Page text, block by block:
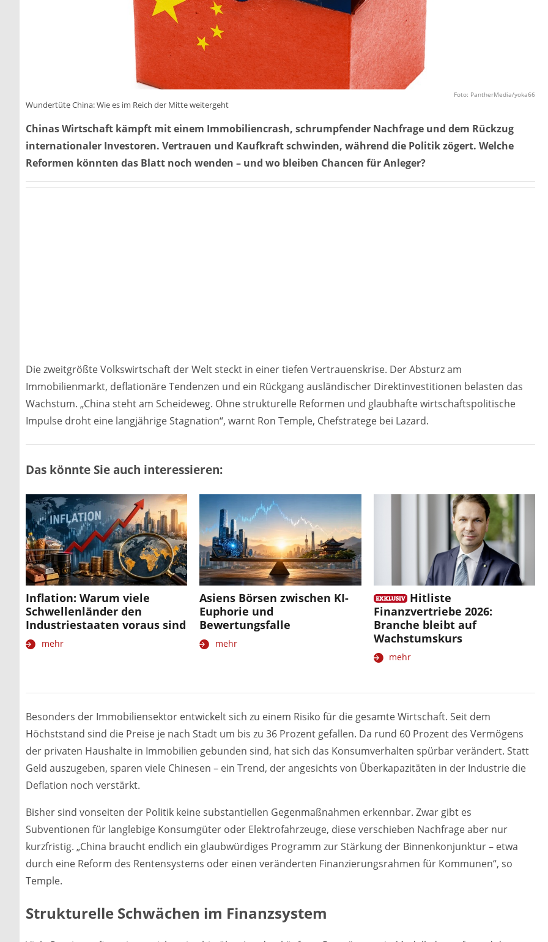
Foto: PantherMedia/yoka66
Wundertüte China: Wie es im Reich der Mitte weitergeht
Chinas Wirtschaft kämpft mit einem Immobiliencrash, schrumpfender Nachfrage und dem Rückzug
internationaler Investoren. Vertrauen und Kaufkraft schwinden, während die Politik zögert. Welche
Reformen könnten das Blatt noch wenden – und wo bleiben Chancen für Anleger?
Die zweitgrößte Volkswirtschaft der Welt steckt in einer tiefen Vertrauenskrise. Der Absturz am
Immobilienmarkt, deflationäre Tendenzen und ein Rückgang ausländischer Direktinvestitionen belasten das
Wachstum. „China steht am Scheideweg. Ohne strukturelle Reformen und glaubhafte wirtschaftspolitische
Impulse droht eine langjährige Stagnation“, warnt Ron Temple, Chefstratege bei Lazard.
Das könnte Sie auch interessieren:
Inflation: Warum viele
Schwellenländer den
Industriestaaten voraus sind
mehr
Asiens Börsen zwischen KI-
Euphorie und
Bewertungsfalle
mehr
Hitliste
Finanzvertriebe 2026:
Branche bleibt auf
Wachstumskurs
mehr
Besonders der Immobiliensektor entwickelt sich zu einem Risiko für die gesamte Wirtschaft. Seit dem
Höchststand sind die Preise je nach Stadt um bis zu 36 Prozent gefallen. Da rund 60 Prozent des Vermögens
der privaten Haushalte in Immobilien gebunden sind, hat sich das Konsumverhalten spürbar verändert. Statt
Geld auszugeben, sparen viele Chinesen – ein Trend, der angesichts von Überkapazitäten in der Industrie die
Deflation noch verstärkt.
Bisher sind vonseiten der Politik keine substantiellen Gegenmaßnahmen erkennbar. Zwar gibt es
Subventionen für langlebige Konsumgüter oder Elektrofahrzeuge, diese verschieben Nachfrage aber nur
kurzfristig. „China braucht endlich ein glaubwürdiges Programm zur Stärkung der Binnenkonjunktur – etwa
durch eine Reform des Rentensystems oder einen veränderten Finanzierungsrahmen für Kommunen“, so
Temple.
Strukturelle Schwächen im Finanzsystem